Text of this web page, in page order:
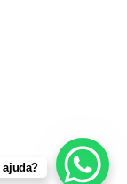
ajuda?